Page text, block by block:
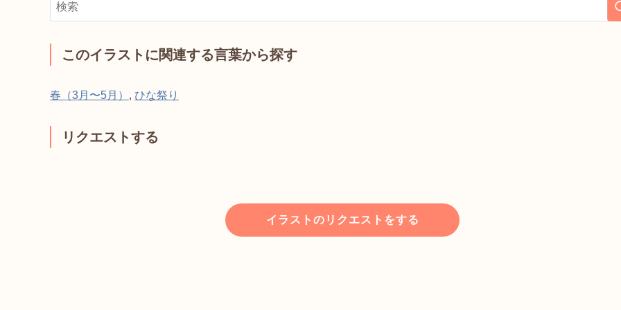
このイラストに関連する言葉から探す
春（3月〜5月） , ひな祭り
リクエストする
イラストのリクエストをする